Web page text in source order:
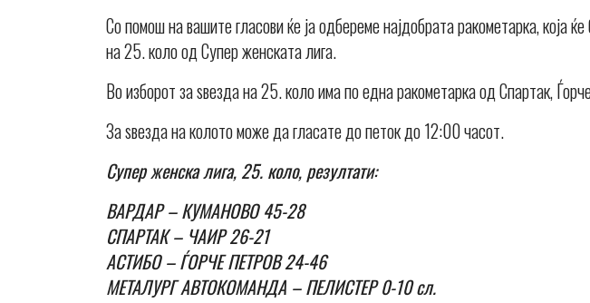
Со помош на вашите гласови ќе ја одбереме најдобрата ракометарка, која
на 25. коло од Супер женската лига.
Во изборот за ѕвезда на 25. коло има по една ракометарка од Спартак,
За ѕвезда на колото може да гласате до петок до 12:00 часот.
Супер женска лига, 25. коло, резултати:
ВАРДАР – КУМАНОВО 45-28
СПАРТАК – ЧАИР 26-21
АСТИБО – ЃОРЧЕ ПЕТРОВ 24-46
МЕТАЛУРГ АВТОКОМАНДА – ПЕЛИСТЕР 0-10 сл.